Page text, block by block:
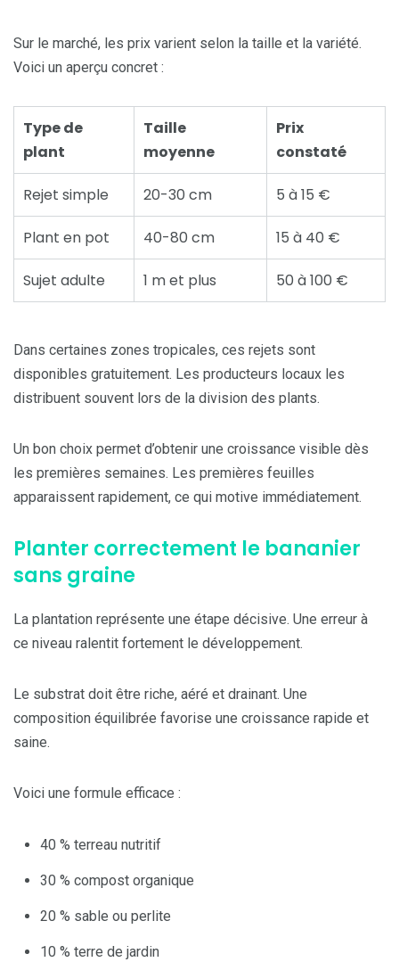
Sur le marché, les prix varient selon la taille et la variété.
Voici un aperçu concret :
Type de
plant
Taille
moyenne
Prix
constaté
Rejet simple 20-30 cm 5 à 15 €
Plant en pot 40-80 cm 15 à 40 €
Sujet adulte 1 m et plus 50 à 100 €
Dans certaines zones tropicales, ces rejets sont
disponibles gratuitement. Les producteurs locaux les
distribuent souvent lors de la division des plants.
Un bon choix permet d’obtenir une croissance visible dès
les premières semaines. Les premières feuilles
apparaissent rapidement, ce qui motive immédiatement.
Planter correctement le bananier
sans graine
La plantation représente une étape décisive. Une erreur à
ce niveau ralentit fortement le développement.
Le substrat doit être riche, aéré et drainant. Une
composition équilibrée favorise une croissance rapide et
saine.
Voici une formule efficace :
40 % terreau nutritif
30 % compost organique
20 % sable ou perlite
10 % terre de jardin